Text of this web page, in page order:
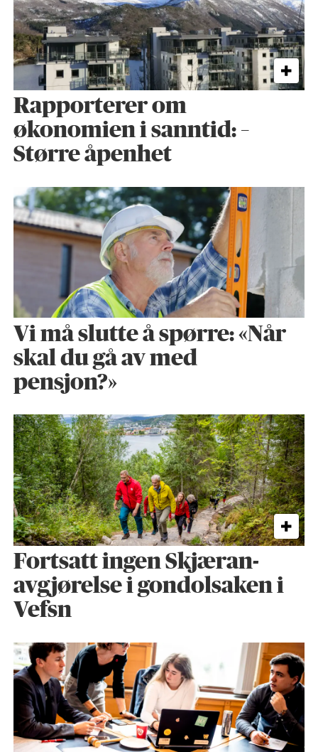
Rapporterer om
økonomien i sanntid: –
Større åpenhet
Vi må slutte å spørre: «Når
skal du gå av med
pensjon?»
Fortsatt ingen Skjæran-
avgjørelse i gondolsaken i
Vefsn